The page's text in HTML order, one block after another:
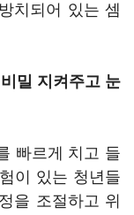
치되어 있는 셈
비밀 지켜주고 눈
빠르게 치고 들
이 있는 청년들
을 조절하고 위